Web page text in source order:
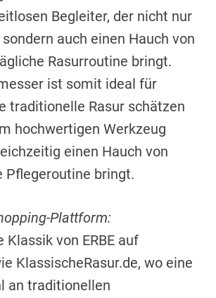
Begleiter, der nicht nur
auch einen Hauch von
Rasurroutine bringt.
ist somit ideal für
traditionelle Rasur schätzen
hochwertigen Werkzeug
einen Hauch von
Pflegeroutine bringt.
Plattform:
Klassik von ERBE auf
KlassischeRasur.de, wo eine
an traditionellen